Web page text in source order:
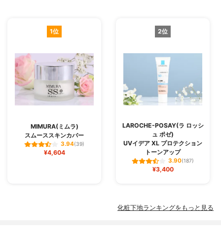
1位
MIMURA(ミムラ)
スムーススキンカバー
3.94(39)
¥4,604
2位
LAROCHE-POSAY(ラ ロッシ
ュ ポゼ)
UVイデア XL プロテクション
トーンアップ
3.90(187)
¥3,400
化粧下地ランキングをもっと見る